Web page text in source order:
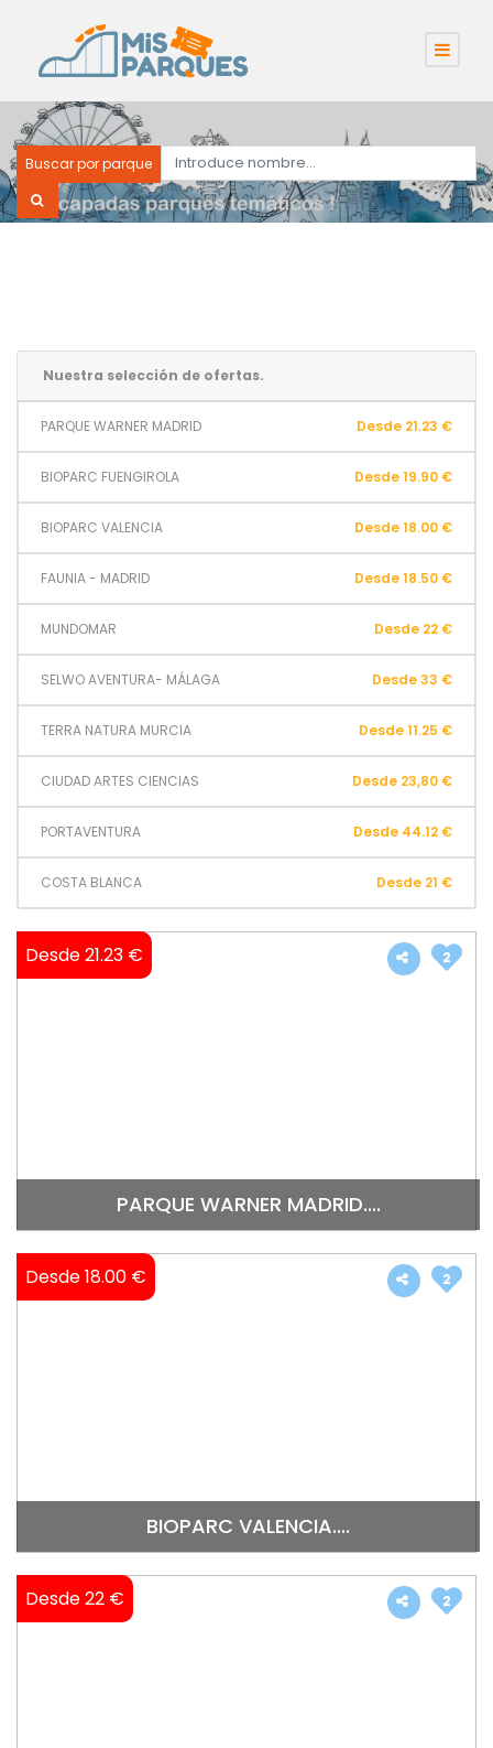
Buscar por parque
Nuestra selección de ofertas.
PARQUE WARNER MADRID Desde 21.23 €
BIOPARC FUENGIROLA Desde 19.90 €
BIOPARC VALENCIA Desde 18.00 €
FAUNIA - MADRID Desde 18.50 €
MUNDOMAR Desde 22 €
SELWO AVENTURA- MÁLAGA Desde 33 €
TERRA NATURA MURCIA Desde 11.25 €
CIUDAD ARTES CIENCIAS Desde 23,80 €
PORTAVENTURA Desde 44.12 €
COSTA BLANCA Desde 21 €
Desde 21.23 €
PARQUE WARNER MADRID....
2
Desde 18.00 €
BIOPARC VALENCIA....
2
Desde 22 € 2